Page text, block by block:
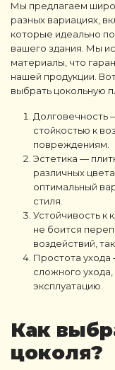
Мы предлагаем
разных вариациях,
которые идеально
вашего здания. Мы
материалы, что
нашей продукции.
выбрать цокольную
Долговечность
стойкостью к
повреждениям.
Эстетика —
различных
оптимальный
стиля.
Устойчивость к
не боится
воздействий,
Простота ухода
сложного
эксплуатацию.
Как
цоколя?